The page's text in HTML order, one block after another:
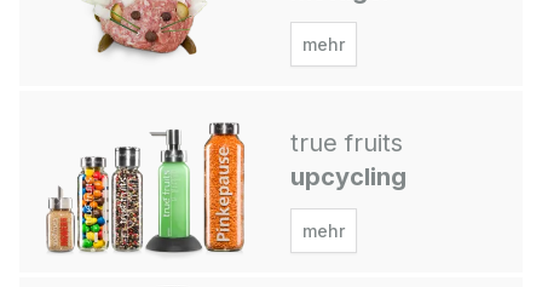
mehr
true fruits
upcycling
mehr